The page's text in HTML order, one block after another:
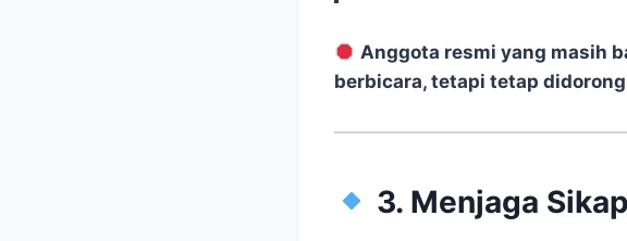
Anggota resmi yang masih
berbicara, tetapi tetap
3. Menjaga